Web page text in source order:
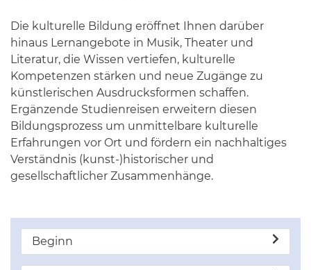
Die kulturelle Bildung eröffnet Ihnen darüber
hinaus Lernangebote in Musik, Theater und
Literatur, die Wissen vertiefen, kulturelle
Kompetenzen stärken und neue Zugänge zu
künstlerischen Ausdrucksformen schaffen.
Ergänzende Studienreisen erweitern diesen
Bildungsprozess um unmittelbare kulturelle
Erfahrungen vor Ort und fördern ein nachhaltiges
Verständnis (kunst-)historischer und
gesellschaftlicher Zusammenhänge.
Beginn